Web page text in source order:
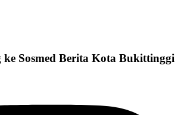
Sosmed Berita Kota Bukittinggi